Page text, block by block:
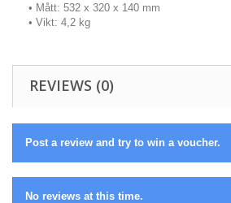
• Mått: 532 x 320 x 140 mm
• Vikt: 4,2 kg
REVIEWS (0)
Post a review and try to win a voucher.
No reviews at this time.